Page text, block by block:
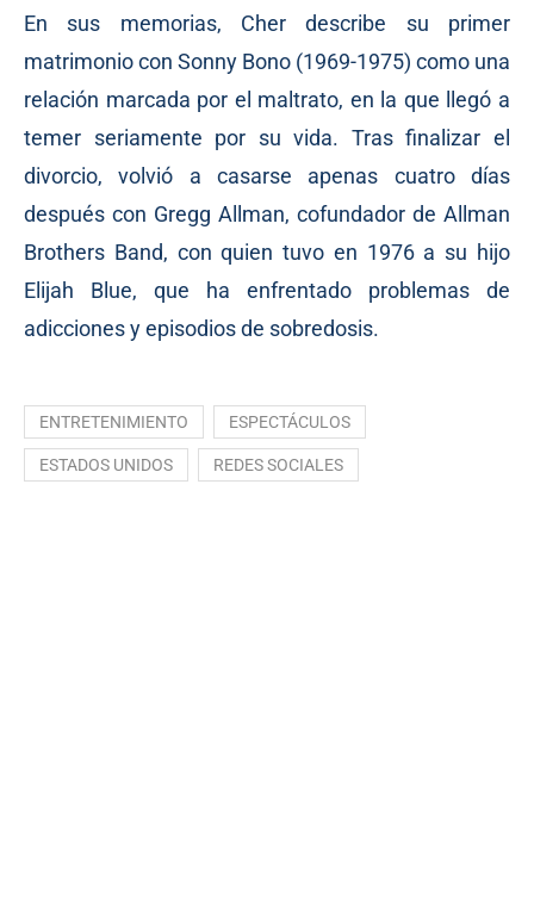
En sus memorias, Cher describe su primer
matrimonio con Sonny Bono (1969-1975) como una
relación marcada por el maltrato, en la que llegó a
temer seriamente por su vida. Tras finalizar el
divorcio, volvió a casarse apenas cuatro días
después con Gregg Allman, cofundador de Allman
Brothers Band, con quien tuvo en 1976 a su hijo
Elijah Blue, que ha enfrentado problemas de
adicciones y episodios de sobredosis.
ENTRETENIMIENTO ESPECTÁCULOS
ESTADOS UNIDOS REDES SOCIALES